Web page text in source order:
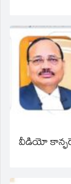
వీడియో